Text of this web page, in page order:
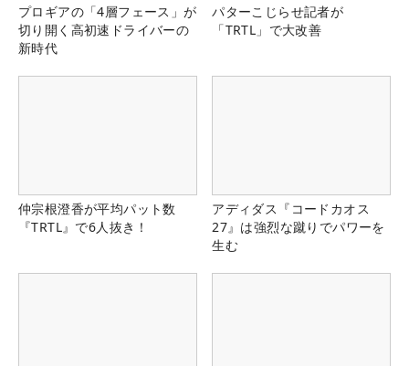
プロギアの「4層フェース」が
切り開く高初速ドライバーの
新時代
パターこじらせ記者が
「TRTL」で大改善
仲宗根澄香が平均パット数
『TRTL』で6人抜き！
アディダス『コードカオス
27』は強烈な蹴りでパワーを
生む